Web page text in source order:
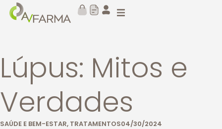
Lúpus: Mitos e
Verdades
SAÚDE E BEM-ESTAR, TRATAMENTOS04/30/2024